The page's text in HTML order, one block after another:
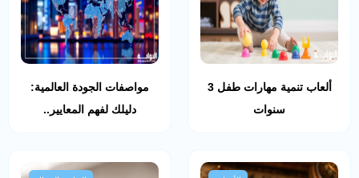
ألعاب تنمية مهارات طفل 3
سنوات
مواصفات الجودة العالمية:
دليلك لفهم المعايير..